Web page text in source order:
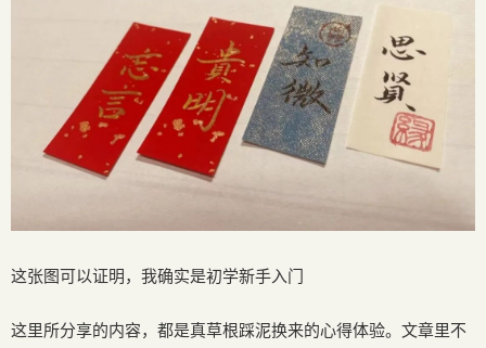
这张图可以证明，我确实是初学新手入门
这里所分享的内容，都是真草根踩泥换来的心得体验。文章里不